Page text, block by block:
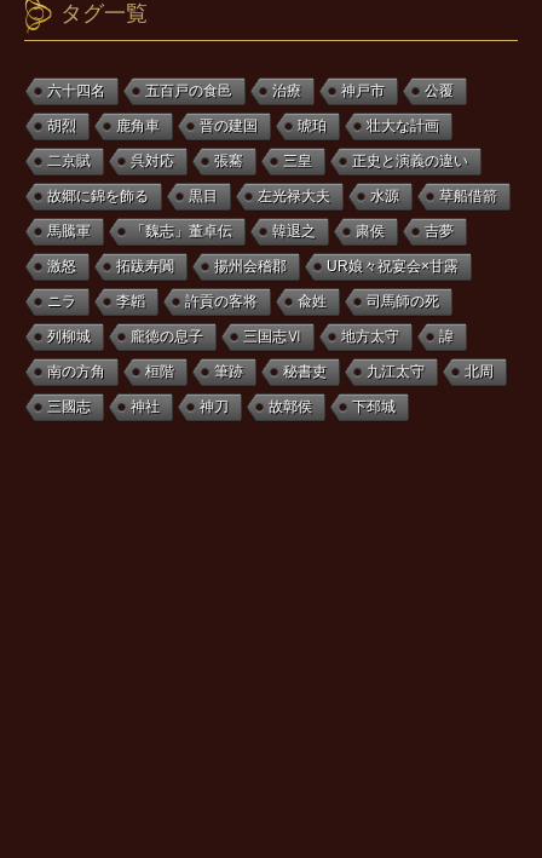
タグ一覧
六十四名 五百戸の食邑 治療 神戸市 公覆
胡烈 鹿角車 晋の建国 琥珀 壮大な計画
二京賦 呉対応 張騫 三皇 正史と演義の違い
故郷に錦を飾る 黒目 左光禄大夫 水源 草船借箭
馬騰軍 「魏志」董卓伝 韓退之 粛侯 吉夢
激怒 拓跋寿闐 揚州会稽郡 UR娘々祝宴会×甘露
ニラ 李韜 許貢の客将 兪姓 司馬師の死
列柳城 龐徳の息子 三国志Ⅵ 地方太守 諱
南の方角 桓階 筆跡 秘書吏 九江太守 北周
三國志 神社 神刀 故鄣侯 下邳城